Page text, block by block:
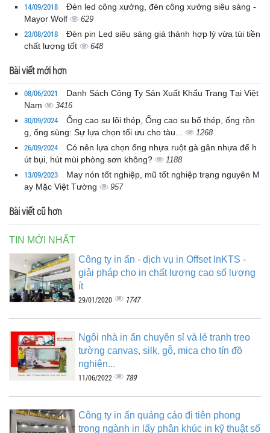
14/09/2018
Đèn led công xưởng, đèn công xưởng siêu sáng -
Mayor Wolf
629
23/08/2018
Đèn pin Led siêu sáng giá thành hợp lý vừa túi tiền
chất lượng tốt
648
Bài viết mới hơn
08/06/2021
Danh Sách Công Ty Sản Xuất Khẩu Trang Tại Việt
Nam
3416
30/09/2024
Ống cao su lõi thép, Ống cao su bố thép, ống rồn
g, ống sùng: Sự lựa chọn tối ưu cho tàu...
1268
26/09/2024
Có nên lựa chọn ống nhựa ruột gà gân nhựa để h
út bụi, hút mùi phòng sơn không?
1188
13/09/2023
May nón tốt nghiệp, mũ tốt nghiệp trạng nguyên M
ay Mặc Việt Tường
957
Bài viết cũ hơn
TIN MỚI NHẤT
Công ty in ấn - dịch vụ in Offset InKTS -
giải pháp cho in chất lượng cao số lượng
ít
29/01/2020 1747
Ngôi nhà in ấn chuyên sỉ và lẻ tranh treo
tường canvas, silk, gỗ, mica cho tín đồ
nghiện...
11/06/2022 789
Công ty in ấn quảng cáo đi tiên phong
trong ngành in lấy phân khúc in kỹ thuật số